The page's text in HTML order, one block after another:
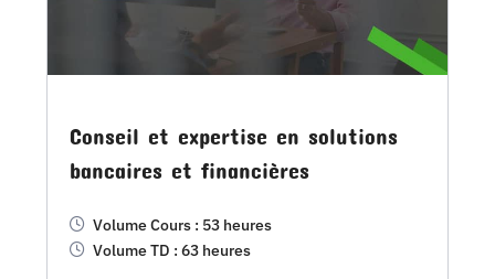
Conseil et expertise en solutions
bancaires et financières
Volume Cours : 53 heures
Volume TD : 63 heures